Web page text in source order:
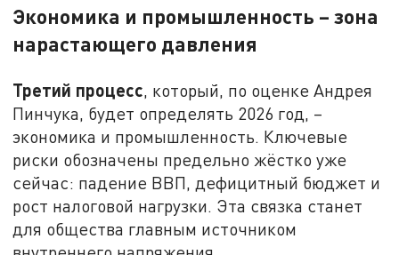
Экономика и промышленность – зона
нарастающего давления
Третий процесс, который, по оценке Андрея
Пинчука, будет определять 2026 год, –
экономика и промышленность. Ключевые
риски обозначены предельно жёстко уже
сейчас: падение ВВП, дефицитный бюджет и
рост налоговой нагрузки. Эта связка станет
для общества главным источником